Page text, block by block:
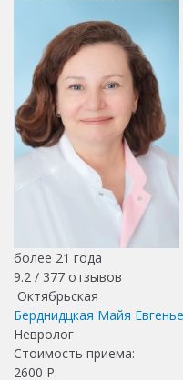
более 21 года
9.2 / 377 отзывов
Октябрьская
Берднидцкая Майя
Невролог
Стоимость приема:
2600 Р.